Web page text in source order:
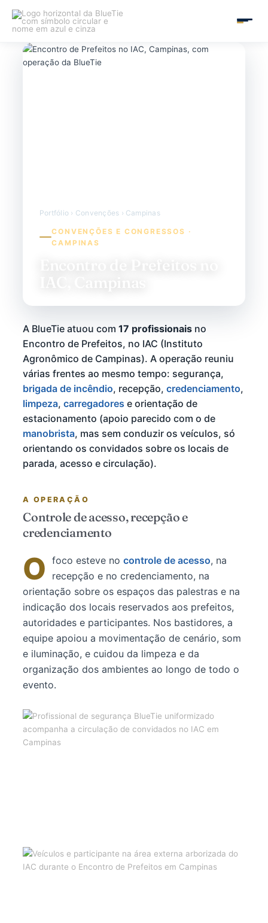
para
conteúdo
Portfólio › Convenções › Campinas
CONVENÇÕES E CONGRESSOS ·
CAMPINAS
A BlueTie atuou com 17 profissionais no
Encontro de Prefeitos, no IAC (Instituto
Agronômico de Campinas). A operação reuniu
várias frentes ao mesmo tempo: segurança,
brigada de incêndio, recepção, credenciamento,
limpeza, carregadores e orientação de
estacionamento (apoio parecido com o de
manobrista, mas sem conduzir os veículos, só
orientando os convidados sobre os locais de
parada, acesso e circulação).
A OPERAÇÃO
Controle de acesso, recepção e
credenciamento
O foco esteve no controle de acesso, na
recepção e no credenciamento, na
orientação sobre os espaços das palestras e na
indicação dos locais reservados aos prefeitos,
autoridades e participantes. Nos bastidores, a
equipe apoiou a movimentação de cenário, som
e iluminação, e cuidou da limpeza e da
organização dos ambientes ao longo de todo o
evento.